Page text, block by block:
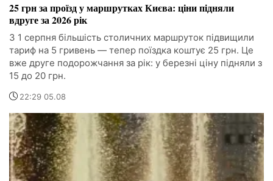
25 грн за проїзд у маршрутках Києва: ціни підняли
вдруге за 2026 рік
З 1 серпня більшість столичних маршруток підвищили
тариф на 5 гривень — тепер поїздка коштує 25 грн. Це
вже друге подорожчання за рік: у березні ціну підняли з
15 до 20 грн.
22:29 05.08